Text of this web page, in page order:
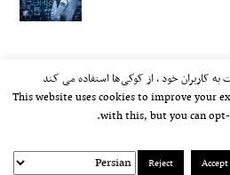
خط مشی استفاده مجاز از وب‌سایت
به کاربران خود ، از کوکی‌ها استفاده می کند
This website uses cookies to improve your
with this, but you can
Reject